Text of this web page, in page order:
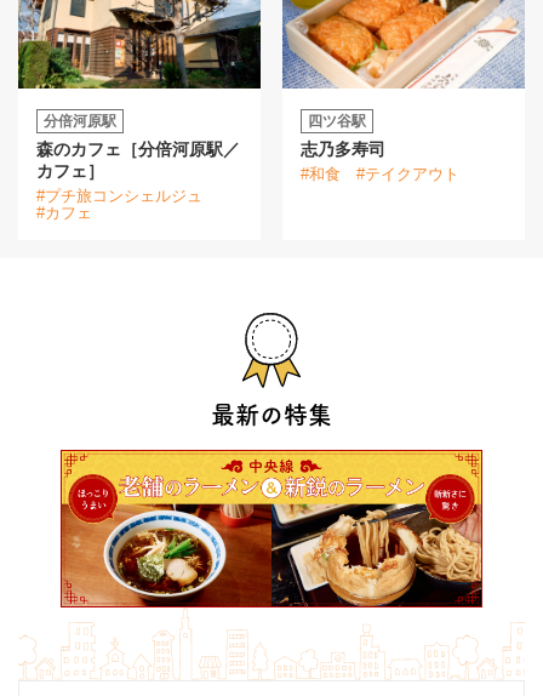
最新の特集
分倍河原駅
森のカフェ［分倍河原駅／
カフェ］
#プチ旅コンシェルジュ
#カフェ
四ツ谷駅
志乃多寿司
#和食 #テイクアウト